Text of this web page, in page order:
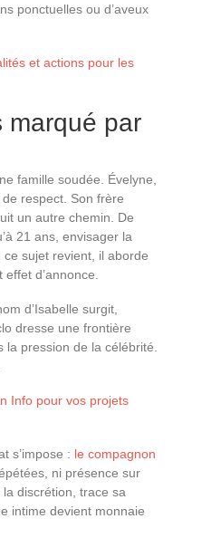
ponctuelles ou d’aveux
et actions pour les
marqué par
famille soudée. Évelyne,
respect. Son frère
un autre chemin. De
21 ans, envisager la
ce sujet revient, il aborde
d’annonce.
d’Isabelle surgit,
dresse une frontière
pression de la célébrité.
Info pour vos projets
s’impose : le compagnon
ni présence sur
discrétion, trace sa
intime devient monnaie